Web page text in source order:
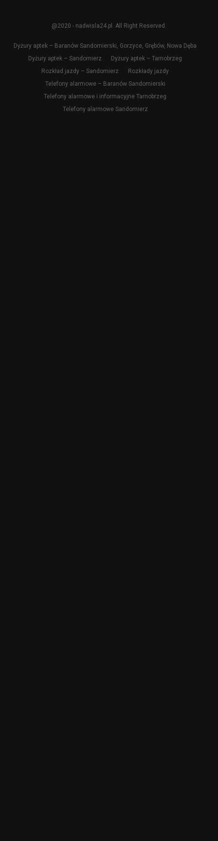
@2020 - nadwisla24.pl. All Right Reserved.
Dyżury aptek – Baranów Sandomierski, Gorzyce, Grębów, Nowa Dęba
Dyżury aptek – Sandomierz
Dyżury aptek – Tarnobrzeg
Rozkład jazdy – Sandomierz
Rozkłady jazdy
Telefony alarmowe – Baranów Sandomierski
Telefony alarmowe i informacyjne Tarnobrzeg
Telefony alarmowe Sandomierz